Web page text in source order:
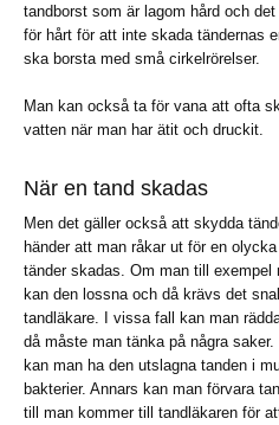
tandborst som är lagom hård och
för hårt för att inte skada tändernas
ska borsta med små cirkelrörelser.
Man kan också ta för vana att ofta
vatten när man har ätit och druckit.
När en tand skadas
Men det gäller också att skydda
händer att man råkar ut för en
tänder skadas. Om man till exempel
kan den lossna och då krävs det
tandläkare. I vissa fall kan man
då måste man tänka på några
kan man ha den utslagna tanden i
bakterier. Annars kan man förvara
till man kommer till tandläkaren för